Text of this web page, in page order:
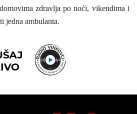
zdravlja po noći, vikendima i
jedna ambulanta.